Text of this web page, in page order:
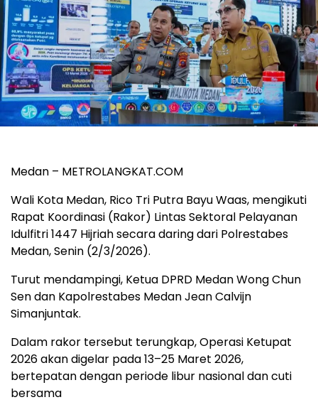
Medan – METROLANGKAT.COM
Wali Kota Medan, Rico Tri Putra Bayu Waas, mengikuti
Rapat Koordinasi (Rakor) Lintas Sektoral Pelayanan
Idulfitri 1447 Hijriah secara daring dari Polrestabes
Medan, Senin (2/3/2026).
Turut mendampingi, Ketua DPRD Medan Wong Chun
Sen dan Kapolrestabes Medan Jean Calvijn
Simanjuntak.
Dalam rakor tersebut terungkap, Operasi Ketupat
2026 akan digelar pada 13–25 Maret 2026,
bertepatan dengan periode libur nasional dan cuti
bersama